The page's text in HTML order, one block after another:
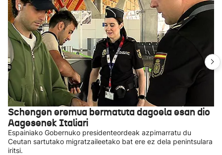
Schengen eremua bermatuta dagoela esan dio
Aagesenek Italiari
Espainiako Gobernuko presidenteordeak azpimarratu du
Ceutan sartutako migratzaileetako bat ere ez dela penintsulara
iritsi.